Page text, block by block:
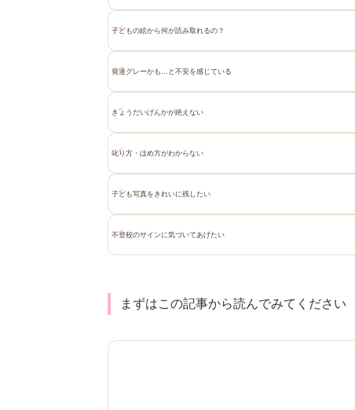
子どもの絵から何が読み取れるの？
発達グレーかも…と不安を感じている
きょうだいげんかが絶えない
叱り方・ほめ方がわからない
子ども写真をきれいに残したい
不登校のサインに気づいてあげたい
まずはこの記事から読んでみてください